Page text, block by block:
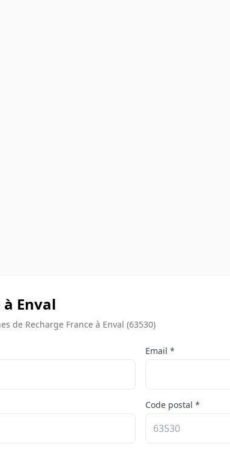
Enval
de Recharge France à Enval (63530)
Email *
Code postal *